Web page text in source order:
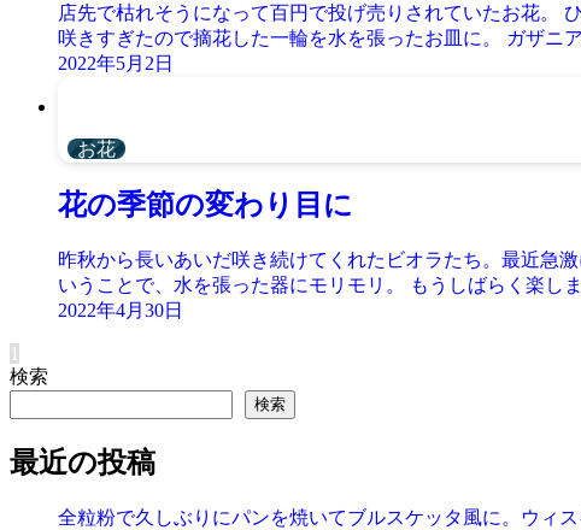
店先で枯れそうになって百円で投げ売りされていたお花。
咲きすぎたので摘花した一輪を水を張ったお皿に。 ガザニ
2022年5月2日
お花
花の季節の変わり目に
昨秋から長いあいだ咲き続けてくれたビオラたち。最近急
いうことで、水を張った器にモリモリ。 もうしばらく楽し
2022年4月30日
1
検索
検索
最近の投稿
全粒粉で久しぶりにパンを焼いてブルスケッタ風に。ウィ